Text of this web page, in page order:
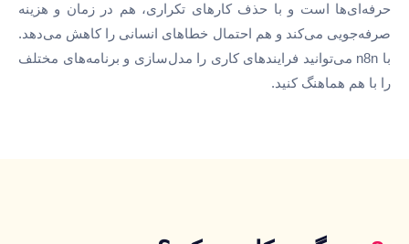
حرفه‌ای‌ها است و با حذف کارهای تکراری، هم در زمان و هزینه
صرفه‌جویی می‌کند و هم احتمال خطاهای انسانی را کاهش می‌دهد.
با n8n می‌توانید فرایندهای کاری را مدل‌سازی و برنامه‌های مختلف
را با هم هماهنگ کنید.